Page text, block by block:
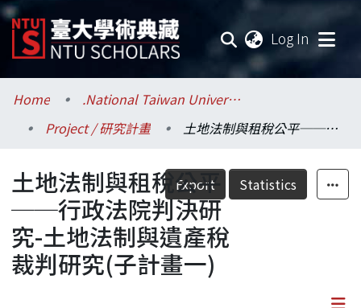
Log In
Communities & Collections
Research Outputs
Fundings & Projects
Researchers
Organizations
Home
.National Taiwan University / 國立臺灣大學
Project / 研究計畫
土地法制與租稅公平──行政法院判決研究-土地法制與遺產稅裁判研究(子計畫一)
Export Statistics
土地法制與租稅公平
──行政法院判決研
究-土地法制與遺產稅
裁判研究(子計畫一)